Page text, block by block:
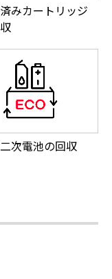
みカートリッジ
次電池の回収